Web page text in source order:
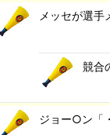
メッセが選
競合
ジョー○ン「